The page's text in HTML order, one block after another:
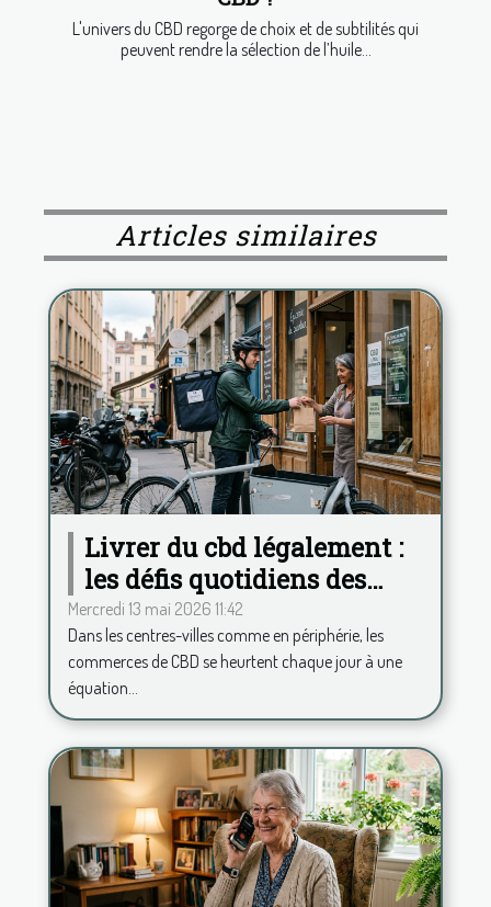
L'univers du CBD regorge de choix et de subtilités qui
peuvent rendre la sélection de l’huile...
Articles similaires
Livrer du cbd légalement :
les défis quotidiens des
commerces français
Mercredi 13 mai 2026 11:42
Dans les centres-villes comme en périphérie, les
commerces de CBD se heurtent chaque jour à une
équation...